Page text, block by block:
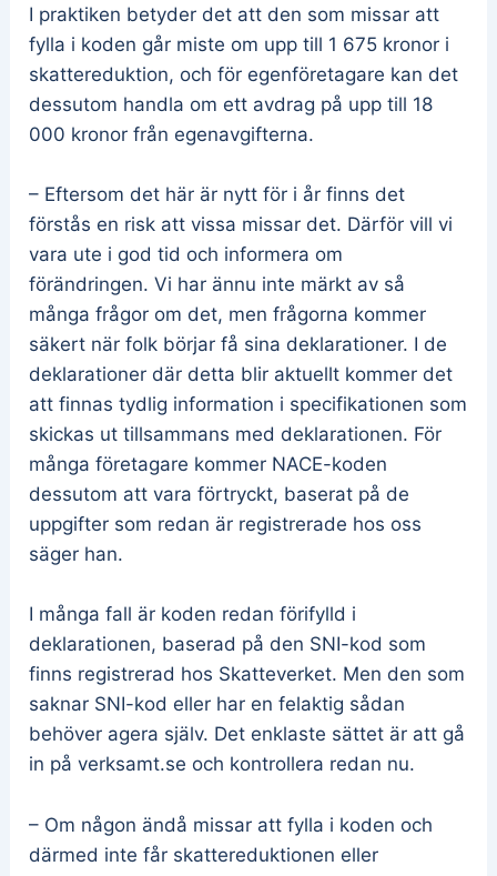
I praktiken betyder det att den som missar att
fylla i koden går miste om upp till 1 675 kronor i
skattereduktion, och för egenföretagare kan det
dessutom handla om ett avdrag på upp till 18
000 kronor från egenavgifterna.
– Eftersom det här är nytt för i år finns det
förstås en risk att vissa missar det. Därför vill vi
vara ute i god tid och informera om
förändringen. Vi har ännu inte märkt av så
många frågor om det, men frågorna kommer
säkert när folk börjar få sina deklarationer. I de
deklarationer där detta blir aktuellt kommer det
att finnas tydlig information i specifikationen som
skickas ut tillsammans med deklarationen. För
många företagare kommer NACE-koden
dessutom att vara förtryckt, baserat på de
uppgifter som redan är registrerade hos oss
säger han.
I många fall är koden redan förifylld i
deklarationen, baserad på den SNI-kod som
finns registrerad hos Skatteverket. Men den som
saknar SNI-kod eller har en felaktig sådan
behöver agera själv. Det enklaste sättet är att gå
in på verksamt.se och kontrollera redan nu.
– Om någon ändå missar att fylla i koden och
därmed inte får skattereduktionen eller